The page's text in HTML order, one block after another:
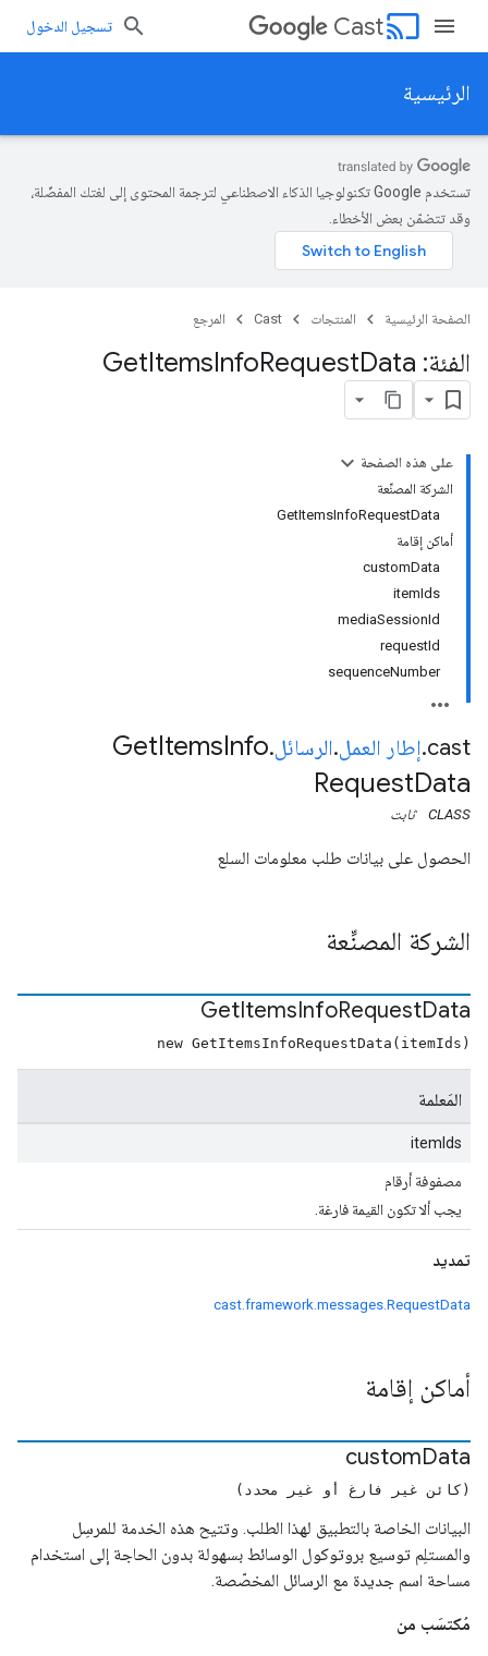
cast
Cast تسجيل الدخول
الرئيسية
تستخدم Google تكنولوجيا الذكاء الاصطناعي لترجمة المحتوى إلى لغتك المفضّلة،
وقد تتضمّن بعض الأخطاء.
الصفحة الرئيسية المنتجات Cast المرجع
الفئة: Get ItemsInfoRequestData
على هذه الصفحة
الشركة المصنِّعة
GetItemsInfoRequestData
أماكن إقامة
customData
itemIds
mediaSessionId
requestId
sequenceNumber
cast
.إطار العمل.الرسائل.
GetItemsInfo
RequestData
CLASS ثابت
الحصول على بيانات طلب معلومات السلع
الشركة المصنِّعة
GetItemsInfoRequestData
new GetItemsInfoRequestData(itemIds)
المَعلمة
itemIds
مصفوفة أرقام
يجب ألا تكون القيمة فارغة.
تمديد
cast.framework.messages.RequestData
أماكن إقامة
customData
(كائن غير فارغ أو غير محدد)
البيانات الخاصة بالتطبيق لهذا الطلب. وتتيح هذه الخدمة للمرسِل
والمستلِم توسيع بروتوكول الوسائط بسهولة بدون الحاجة إلى استخدام
مساحة اسم جديدة مع الرسائل المخصّصة.
مُكتسَب من